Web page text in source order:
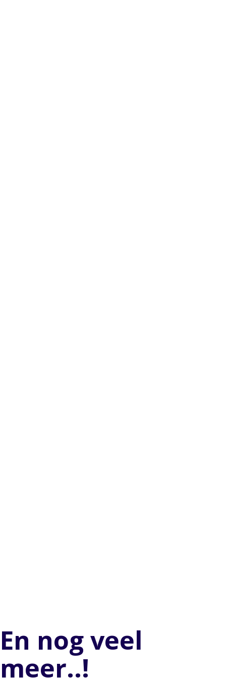
En nog veel
meer..!